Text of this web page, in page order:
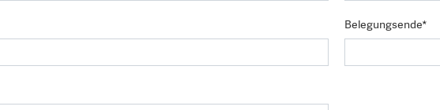
Belegungsende*